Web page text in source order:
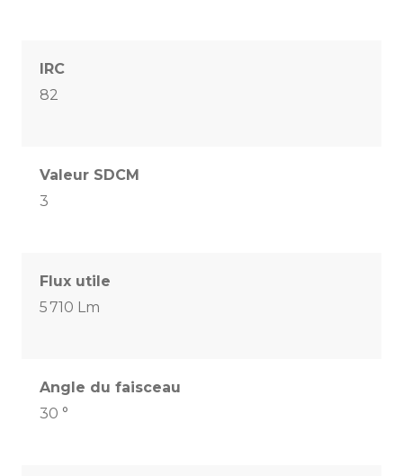
IRC
82
Valeur SDCM
3
Flux utile
5 710 Lm
Angle du faisceau
30 °